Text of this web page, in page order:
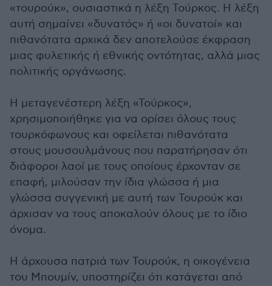
«τουρούκ», ουσιαστικά η λέξη Τούρκος. Η λέξη
αυτή σημαίνει «δυνατός» ή «οι δυνατοί» και
πιθανότατα αρχικά δεν αποτελούσε έκφραση
μιας φυλετικής ή εθνικής οντότητας, αλλά μιας
πολιτικής οργάνωσης.
Η μεταγενέστερη λέξη «Τούρκος»,
χρησιμοποιήθηκε για να ορίσει όλους τους
τουρκόφωνους και οφείλεται πιθανότατα
στους μουσουλμάνους που παρατήρησαν ότι
διάφοροι λαοί με τους οποίους έρχονταν σε
επαφή, μιλούσαν την ίδια γλώσσα ή μια
γλώσσα συγγενική με αυτή των Τουρούκ και
άρχισαν να τους αποκαλούν όλους με το ίδιο
όνομα.
Η άρχουσα πατριά των Τουρούκ, η οικογένεια
του Μπουμίν, υποστηρίζει ότι κατάγεται από